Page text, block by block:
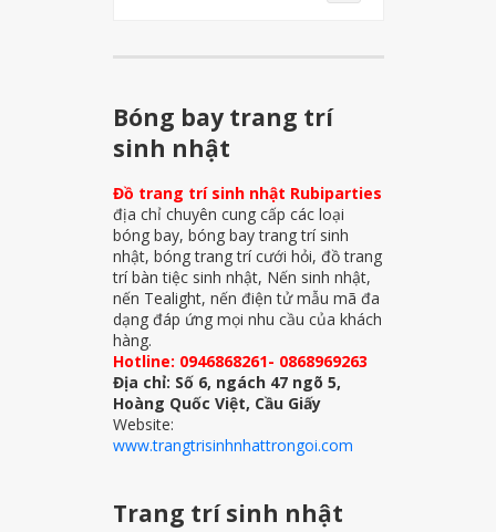
Bóng bay trang trí
sinh nhật
Đồ trang trí sinh nhật Rubiparties
địa chỉ chuyên cung cấp các loại
bóng bay, bóng bay trang trí sinh
nhật, bóng trang trí cưới hỏi, đồ trang
trí bàn tiệc sinh nhật, Nến sinh nhật,
nến Tealight, nến điện tử mẫu mã đa
dạng đáp ứng mọi nhu cầu của khách
hàng.
Hotline: 0946868261- 0868969263
Địa chỉ: Số 6, ngách 47 ngõ 5,
Hoàng Quốc Việt, Cầu Giấy
Website:
www.trangtrisinhnhattrongoi.com
Trang trí sinh nhật